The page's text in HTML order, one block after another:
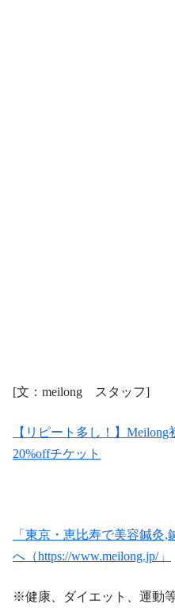
[文：meilong スタッフ]
【リピート多し！】
20%offチケット
「東京・恵比寿で美容鍼灸
へ（https://www.meilong.jp/」
※健康、ダイエット、運動